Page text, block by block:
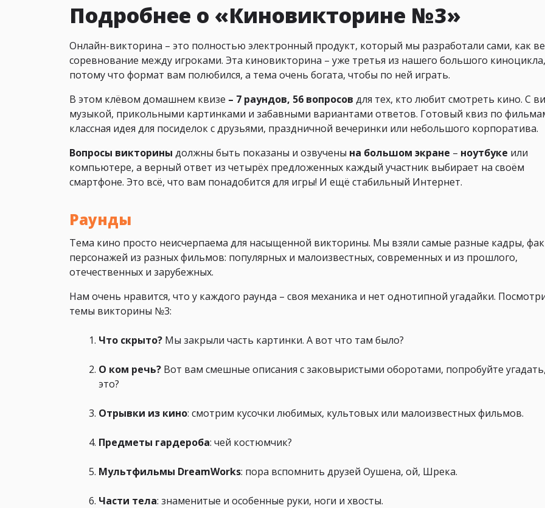
Подробнее о «Киновикторине №3»
Онлайн-викторина – это полностью электронный продукт, который мы разработали сами, как
соревнование между игроками. Эта киновикторина – уже третья из нашего большого киноцикла,
потому что формат вам полюбился, а тема очень богата, чтобы по ней играть.
В этом клёвом домашнем квизе – 7 раундов, 56 вопросов для тех, кто любит смотреть кино. С
музыкой, прикольными картинками и забавными вариантами ответов. Готовый квиз по
классная идея для посиделок с друзьями, праздничной вечеринки или небольшого корпоратива.
Вопросы викторины должны быть показаны и озвучены на большом экране – ноутбуке или
компьютере, а верный ответ из четырёх предложенных каждый участник выбирает на своём
смартфоне. Это всё, что вам понадобится для игры! И ещё стабильный Интернет.
Раунды
Тема кино просто неисчерпаема для насыщенной викторины. Мы взяли самые разные кадры,
персонажей из разных фильмов: популярных и малоизвестных, современных и из прошлого,
отечественных и зарубежных.
Нам очень нравится, что у каждого раунда – своя механика и нет однотипной угадайки.
темы викторины №3:
Что скрыто? Мы закрыли часть картинки. А вот что там было?
О ком речь? Вот вам смешные описания с заковыристыми оборотами, попробуйте
это?
Отрывки из кино: смотрим кусочки любимых, культовых или малоизвестных фильмов.
Предметы гардероба: чей костюмчик?
Мультфильмы DreamWorks: пора вспомнить друзей Оушена, ой, Шрека.
Части тела: знаменитые и особенные руки, ноги и хвосты.